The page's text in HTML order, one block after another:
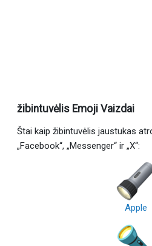
žibintuvėlis Emoji Vaizdai
Štai kaip žibintuvėlis jaustukas
„Facebook“, „Messenger“ ir „X“:
Apple